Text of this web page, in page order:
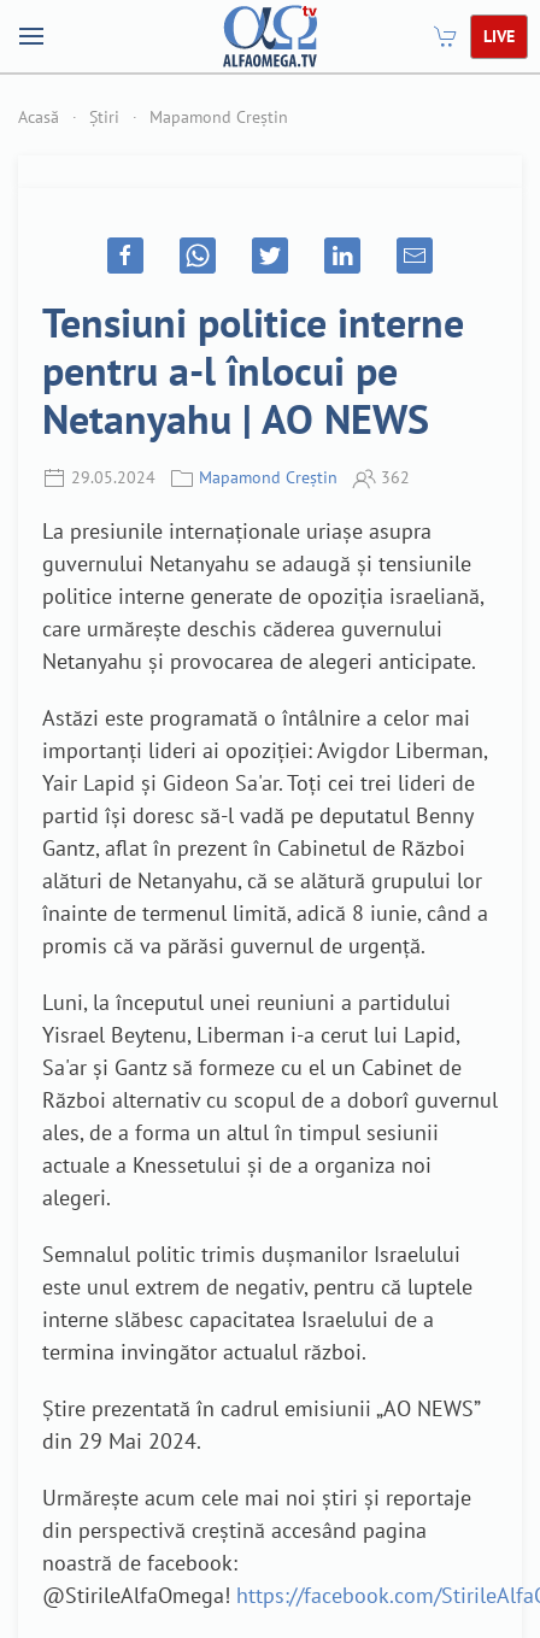
LIVE
Acasă Știri Mapamond Creștin
Tensiuni politice interne
pentru a-l înlocui pe
Netanyahu | AO NEWS
29.05.2024 Mapamond Creștin 362
La presiunile internaționale uriașe asupra
guvernului Netanyahu se adaugă și tensiunile
politice interne generate de opoziția israeliană,
care urmărește deschis căderea guvernului
Netanyahu și provocarea de alegeri anticipate.
Astăzi este programată o întâlnire a celor mai
importanți lideri ai opoziției: Avigdor Liberman,
Yair Lapid și Gideon Sa'ar.Toți cei trei lideri de
partid își doresc să-l vadă pe deputatul Benny
Gantz, aflat în prezent în Cabinetul de Război
alături de Netanyahu, că se alătură grupului lor
înainte de termenul limită, adică 8 iunie, când a
promis că va părăsi guvernul de urgență.
Luni, la începutul unei reuniuni a partidului
Yisrael Beytenu, Liberman i-a cerut lui Lapid,
Sa'ar și Gantz să formeze cu el un Cabinet de
Război alternativcu scopul de a doborî guvernul
ales, de a forma un altul în timpul sesiunii
actuale a Knessetului și de a organiza noi
alegeri.
Semnalul politic trimis dușmanilor Israelului
este unul extrem de negativ, pentru că luptele
interne slăbesc capacitatea Israelului de a
termina invingător actualul război.
Știre prezentată în cadrul emisiunii „AO NEWS”
din 29 Mai 2024.
Urmărește acum cele mai noi știri și reportaje
din perspectivă creștină accesând pagina
noastră de facebook:
@StirileAlfaOmega! https://facebook.com/